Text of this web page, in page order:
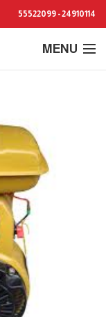
24910114 - 55522099
MENU